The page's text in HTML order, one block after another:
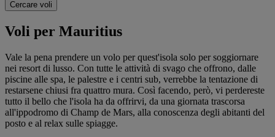
Cercare voli
Voli per Mauritius
Vale la pena prendere un volo per quest'isola solo per soggiornare
nei resort di lusso. Con tutte le attività di svago che offrono, dalle
piscine alle spa, le palestre e i centri sub, verrebbe la tentazione di
restarsene chiusi fra quattro mura. Così facendo, però, vi perdereste
tutto il bello che l'isola ha da offrirvi, da una giornata trascorsa
all'ippodromo di Champ de Mars, alla conoscenza degli abitanti del
posto e al relax sulle spiagge.